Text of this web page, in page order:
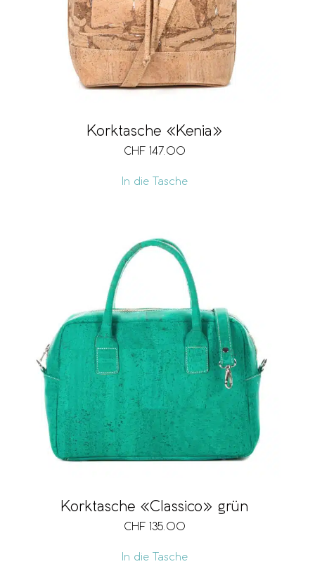
Korktasche «Kenia»
CHF 147.00
In die Tasche
Korktasche «Classico» grün
CHF 135.00
In die Tasche